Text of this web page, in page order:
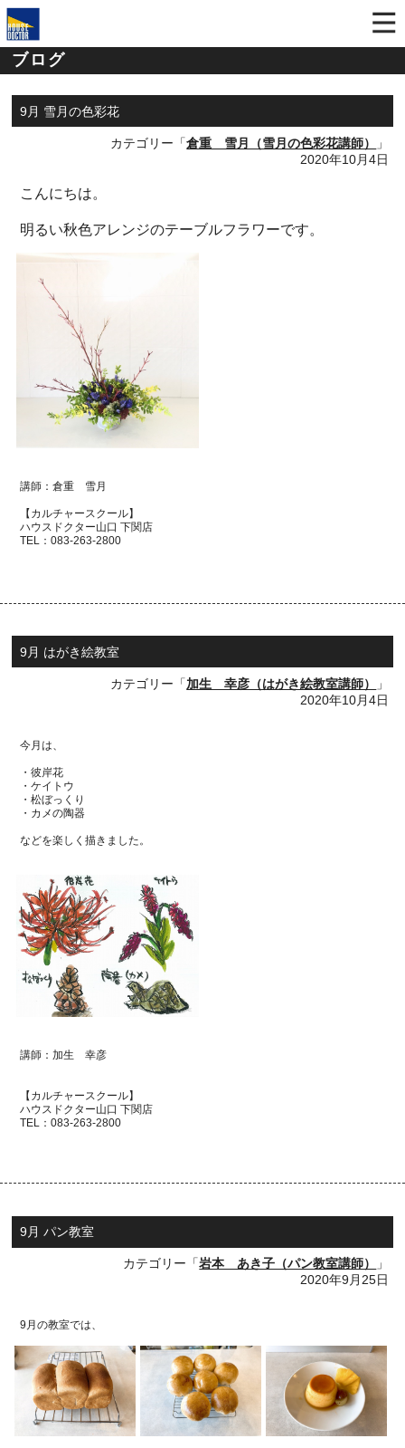
ブログ
9月 雪月の色彩花
カテゴリー「倉重 雪月（雪月の色彩花講師）
」
2020年10月4日
こんにちは。
明るい秋色アレンジのテーブルフラワーです。
講師：倉重 雪月
【カルチャースクール】
ハウスドクター山口 下関店
TEL： 083-263-2800
9月 はがき絵教室
カテゴリー「加生 幸彦（はがき絵教室講師）
」
2020年10月4日
今月は、
・彼岸花
・ケイトウ
・松ぼっくり
・カメの陶器
などを楽しく描きました。
講師：加生 幸彦
【カルチャースクール】
ハウスドクター山口 下関店
TEL： 083-263-2800
9月 パン教室
カテゴリー「岩本 あき子（パン教室講師）
」
2020年9月25日
9月の教室では、